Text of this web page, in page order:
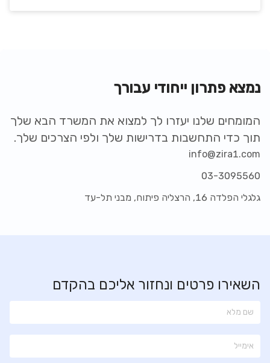
נמצא פתרון ייחודי עבורך
המומחים שלנו יעזרו לך למצוא את המשרד הבא שלך
תוך כדי התחשבות בדרישות שלך ולפי הצרכים שלך.
info@zira1.com
03-3095560
גלגלי הפלדה 16, הרצליה פיתוח, מבני תל-עד
השאירו פרטים ונחזור אליכם בהקדם